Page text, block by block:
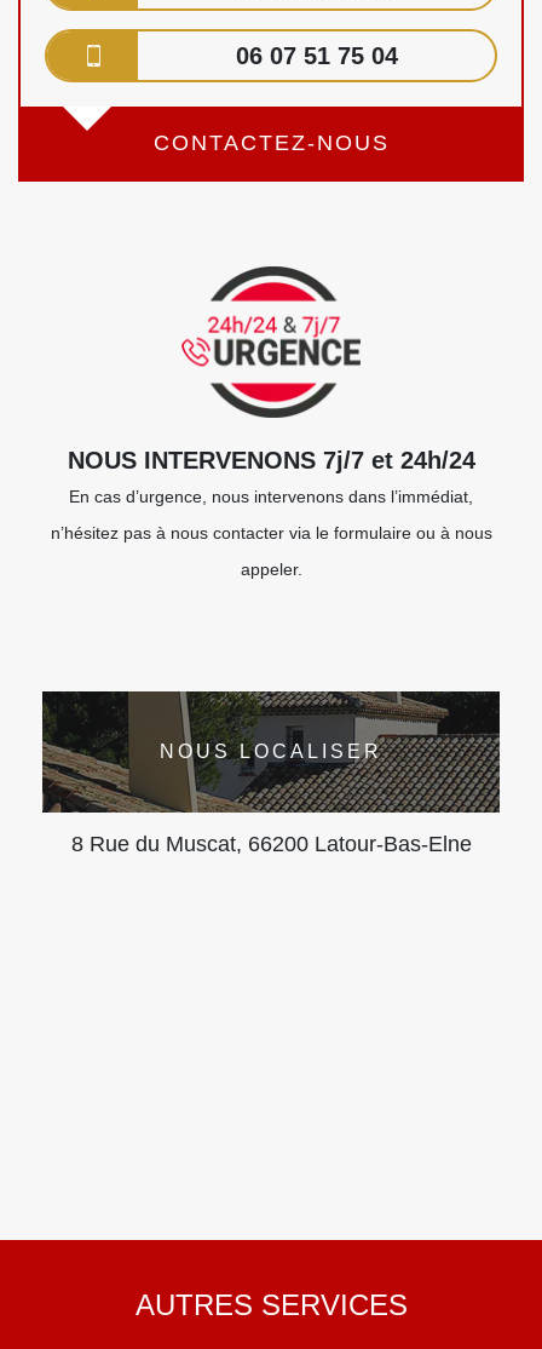
06 07 51 75 04
CONTACTEZ-NOUS
NOUS INTERVENONS 7j/7 et 24h/24
En cas d’urgence, nous intervenons dans l’immédiat,
n’hésitez pas à nous contacter via le formulaire ou à nous
appeler.
NOUS LOCALISER
8 Rue du Muscat, 66200 Latour-Bas-Elne
AUTRES SERVICES